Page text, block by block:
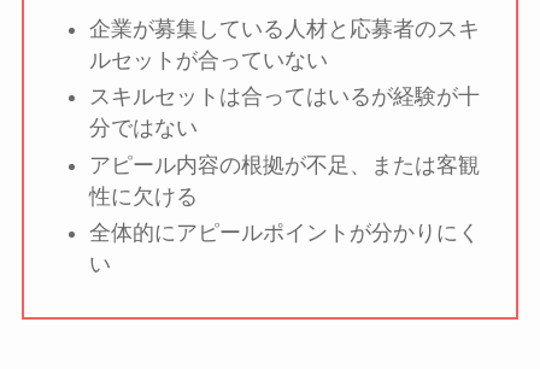
企業が募集している人材と応募者のスキ
ルセットが合っていない
スキルセットは合ってはいるが経験が十
分ではない
アピール内容の根拠が不足、または客観
性に欠ける
全体的にアピールポイントが分かりにく
い